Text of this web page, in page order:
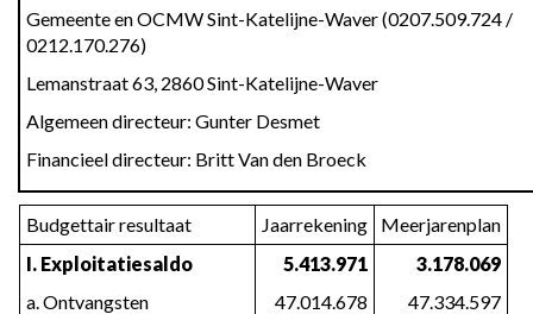
Staat
evenwicht
Schema
Gemeente en OCMW Sint-Katelijne-Waver (0207.509.724 /
0212.170.276)
Lemanstraat 63, 2860 Sint-Katelijne-Waver
Algemeen directeur: Gunter Desmet
Financieel directeur: Britt Van den Broeck
Budgettair resultaat Jaarrekening
Meerjarenplan
I. Exploitatiesaldo
5.413.971
3.178.069
a. Ontvangsten
47.014.678
47.334.597